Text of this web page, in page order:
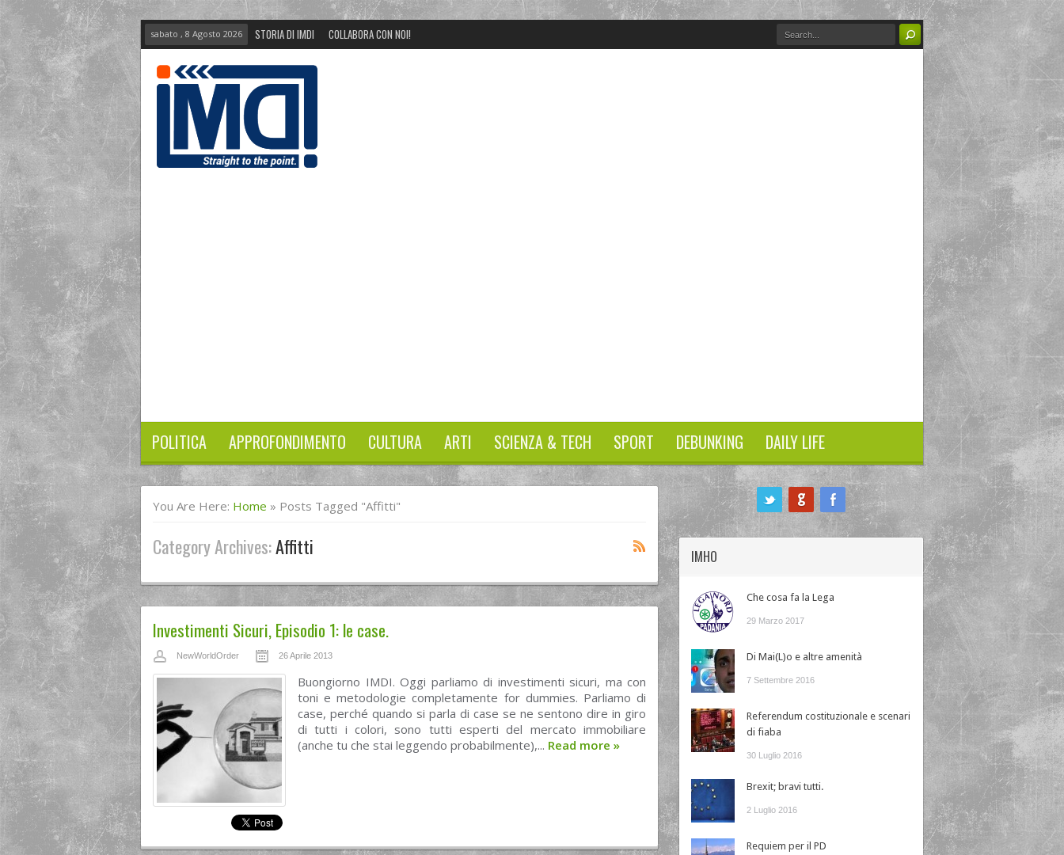
sabato , 8 Agosto 2026 STORIA DI IMDI COLLABORA CON NOI!
POLITICA APPROFONDIMENTO CULTURA ARTI SCIENZA & TECH SPORT DEBUNKING DAILY LIFE
You Are Here: Home » Posts Tagged "affitti"
Category Archives:Affitti
Investimenti Sicuri, Episodio 1: le case.
NewWorldOrder 26 Aprile 2013
Buongiorno IMDI. Oggi parliamo di investimenti sicuri, ma con
toni e metodologie completamente for dummies. Parliamo di
case, perché quando si parla di case se ne sentono dire in giro
di tutti i colori, sono tutti esperti del mercato immobiliare
(anche tu che stai leggendo probabilmente),... Read more »
IMHO
Che cosa fa la Lega
29 Marzo 2017
Di Mai(L)o e altre amenità
7 Settembre 2016
Referendum costituzionale e scenari
di fiaba
30 Luglio 2016
Brexit; bravi tutti.
2 Luglio 2016
Requiem per il PD